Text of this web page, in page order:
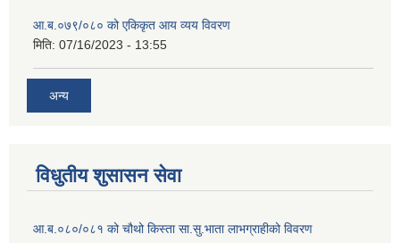
आ.ब.०७९/०८० को एकिकृत आय व्यय विवरण
मिति: 07/16/2023 - 13:55
अन्य
विधुतीय शुसासन सेवा
आ.ब.०८०/०८१ को चौथो किस्ता सा.सु.भाता लाभग्राहीको विवरण